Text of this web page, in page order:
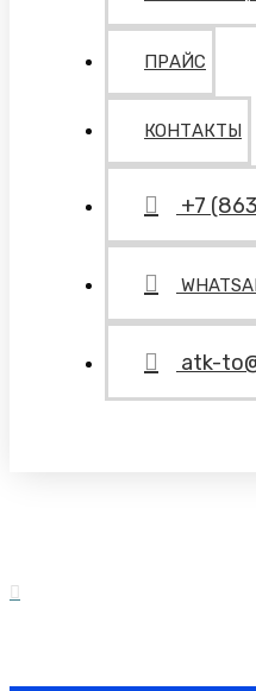
ПРАЙС
КОНТАКТЫ
+7
atk-